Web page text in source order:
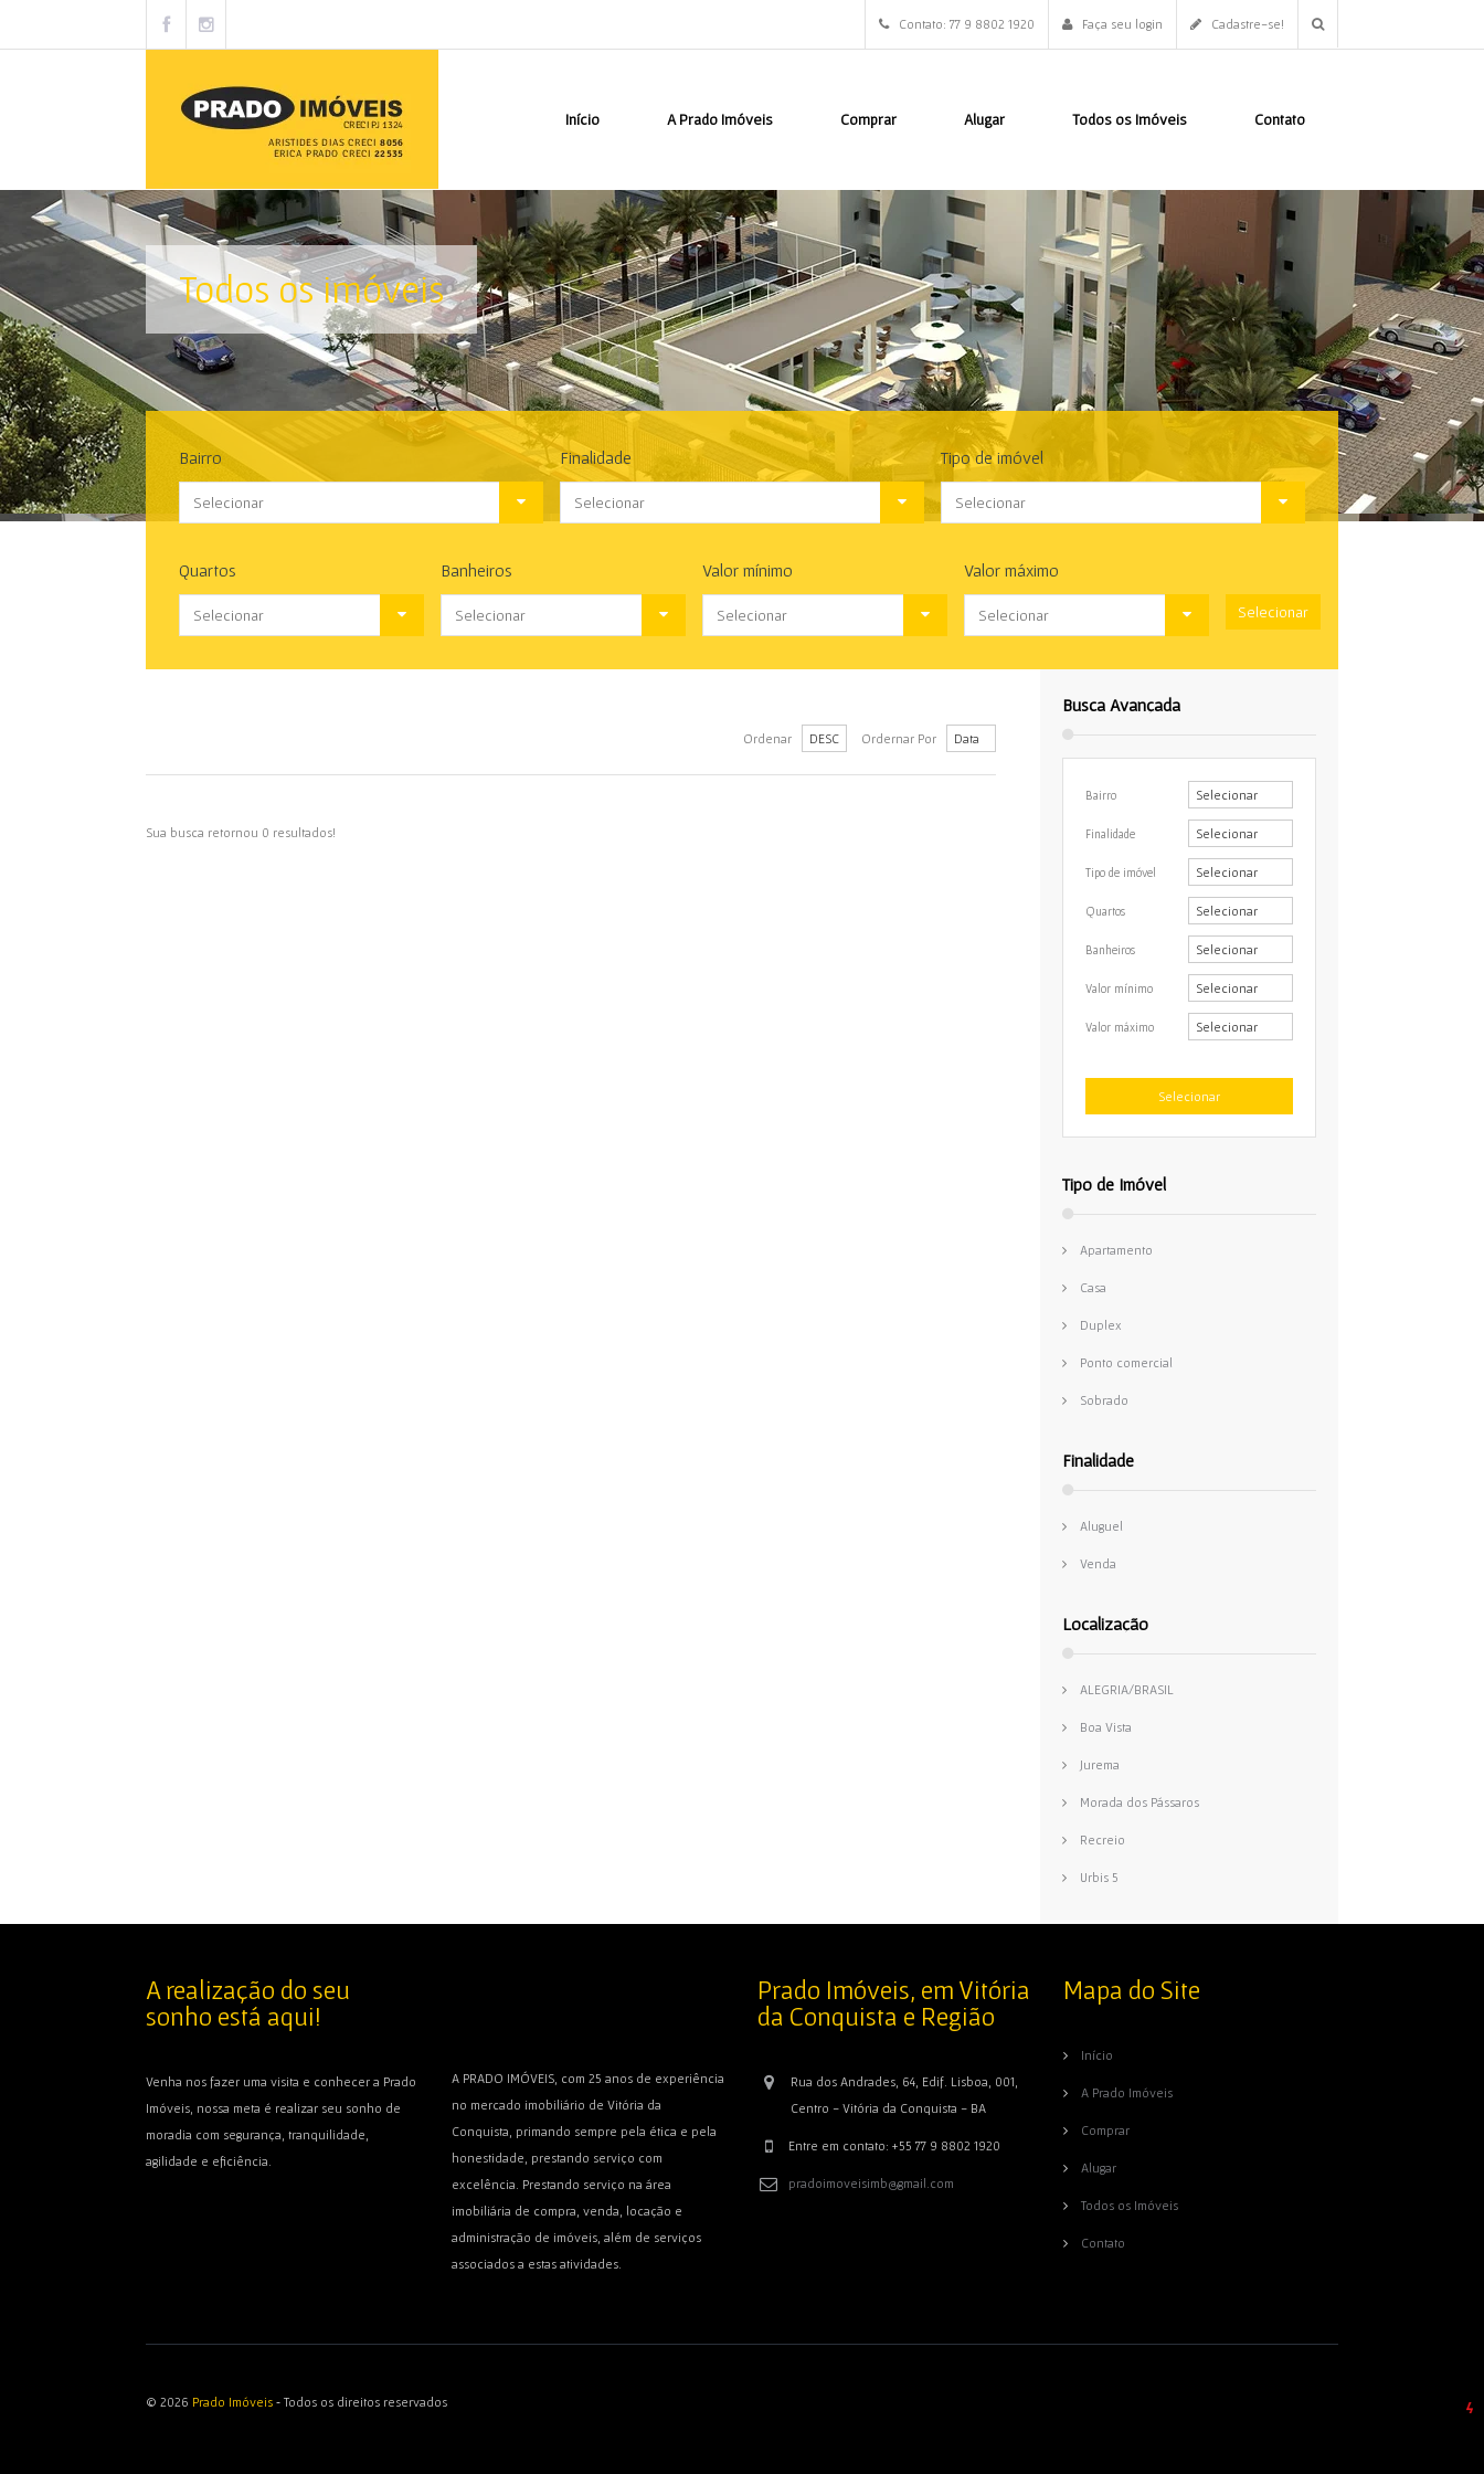
Contato: 77 9 8802 1920 Faça seu login Cadastre-se!
Início A Prado Imóveis Comprar Alugar Todos os Imóveis Contato
Todos os imóveis
Bairro
Selecionar
Finalidade
Selecionar
Tipo de imóvel
Selecionar
Quartos
Selecionar
Banheiros
Selecionar
Valor mínimo
Selecionar
Valor máximo
Selecionar
Ordenar Ordernar Por
Sua busca retornou 0 resultados!
Busca Avançada
Bairro
Finalidade
Tipo de imóvel
Quartos
Banheiros
Valor mínimo
Valor máximo
Tipo de Imóvel
Apartamento
Casa
Duplex
Ponto comercial
Sobrado
Finalidade
Aluguel
Venda
Localização
ALEGRIA/BRASIL
Boa Vista
Jurema
Morada dos Pássaros
Recreio
Urbis 5
A realização do seu
sonho está aqui!
Venha nos fazer uma visita e conhecer a Prado
Imóveis, nossa meta é realizar seu sonho de
moradia com segurança, tranquilidade,
agilidade e eficiência.
A PRADO IMÓVEIS, com 25 anos de experiência
no mercado imobiliário de Vitória da
Conquista, primando sempre pela ética e pela
honestidade, prestando serviço com
excelência. Prestando serviço na área
imobiliária de compra, venda, locação e
administração de imóveis, além de serviços
associados a estas atividades.
Prado Imóveis, em Vitória
da Conquista e Região
Rua dos Andrades, 64, Edif. Lisboa, 001,
Centro - Vitória da Conquista - BA
Entre em contato: +55 77 9 8802 1920
pradoimoveisimb@gmail.com
Mapa do Site
Início
A Prado Imóveis
Comprar
Alugar
Todos os Imóveis
Contato
© 2026 Prado Imóveis ‐ Todos os direitos reservados